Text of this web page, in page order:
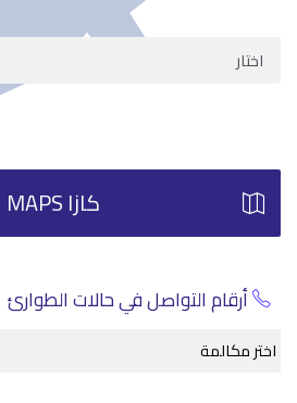
كازا MAPS
أرقام التواصل في حالات الطوارئ